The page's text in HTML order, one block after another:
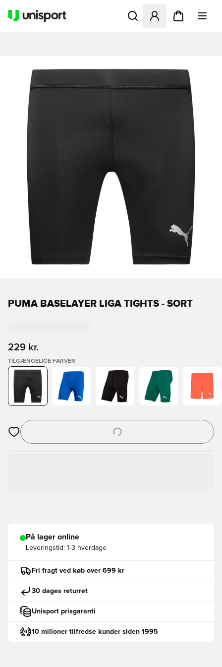
Åbner en Modal til at
PUMA BASELAYER LIGA TIGHTS - SORT
229 kr.
TILGÆNGELIGE FARVER
Åbner en Modal til at logge ind eller tilmelde dig som medlem
På lager online
Leveringstid: 1-3 hverdage
Fri fragt ved køb over 699 kr
30 dages returret
Unisport prisgaranti
10 milioner tilfredse kunder siden 1995